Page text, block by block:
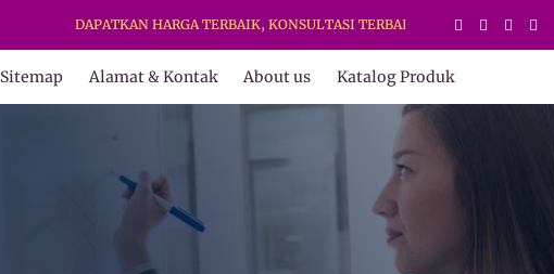
DAPATKAN HARGA TERBAIK, KONSULTASI TERBAIK & KEAMANAN PRODUK DI SINI
Sitemap Alamat & Kontak About us Katalog Produk